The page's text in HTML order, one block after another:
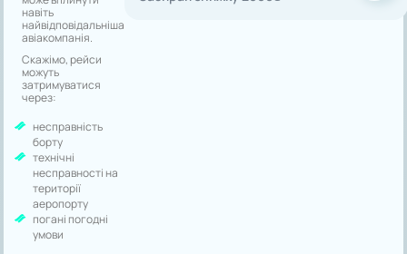
навіть
найвідповідальніша
авіакомпанія.
Скажімо, рейси
можуть
затримуватися
через:
несправність
борту
технічні
несправності на
території
аеропорту
погані погодні
умови